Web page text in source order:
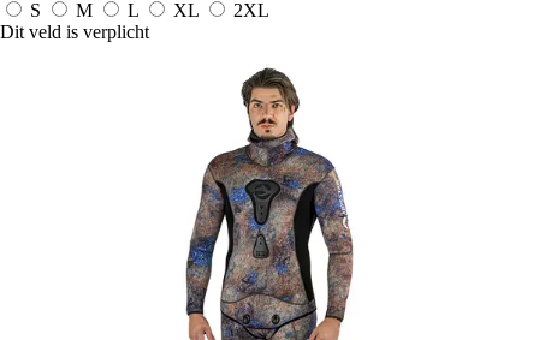
S M L XL
2XL
Dit veld is verplicht